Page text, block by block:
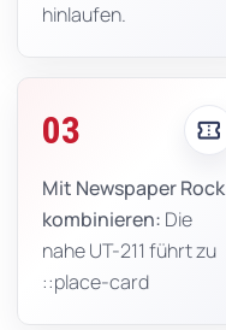
hinlaufen.
03 confirmation_number
Mit Newspaper Rock
kombinieren: Die
nahe UT-211 führt zu
::place-card